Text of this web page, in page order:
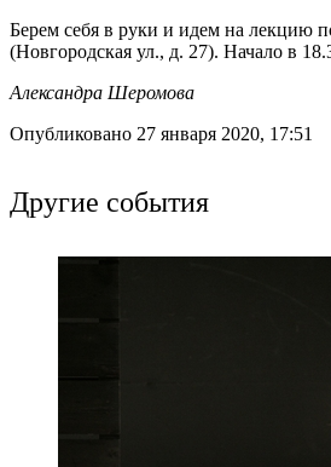
Берем себя в руки и идем на лекцию
(Новгородская ул., д. 27). Начало в
Александра Шеромова
Опубликовано 27 января 2020, 17:51
Другие события